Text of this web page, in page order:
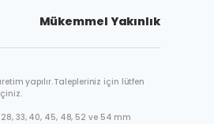
Mükemmel Yakınlık
yapılır. Talepleriniz için lütfen
33, 40, 45, 48, 52 ve 54 mm